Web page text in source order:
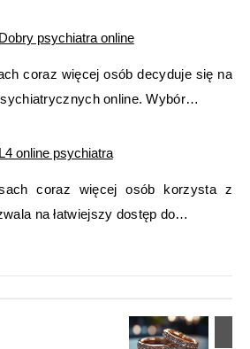
Dobry psychiatra online
coraz więcej osób decyduje się na
online. Wybór…
L4 online psychiatra
coraz więcej osób korzysta z
na łatwiejszy dostęp do…